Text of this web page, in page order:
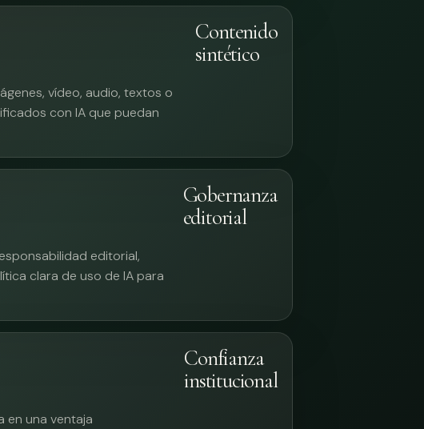
Contenido
sintético
vídeo, audio, textos o
con IA que puedan
Gobernanza
editorial
editorial,
clara de uso de IA para
Confianza
institucional
en una ventaja